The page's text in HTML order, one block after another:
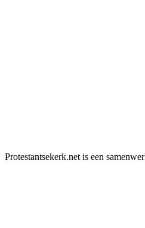
Protestantsekerk.net is een